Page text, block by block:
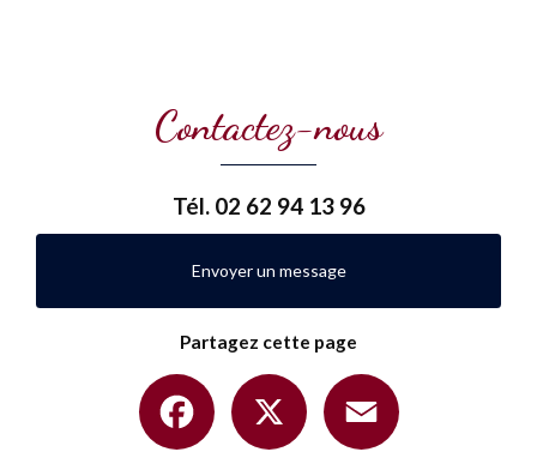
Contactez-nous
Tél. 02 62 94 13 96
Envoyer un message
Partagez cette page
Facebook